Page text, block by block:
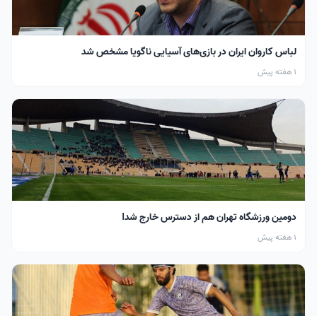
لباس کاروان ایران در بازی‌های آسیایی ناگویا مشخص شد
1 هفته پیش
دومین ورزشگاه تهران هم از دسترس خارج شد!
1 هفته پیش